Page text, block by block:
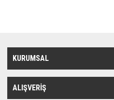
KURUMSAL
ALIŞVERİŞ